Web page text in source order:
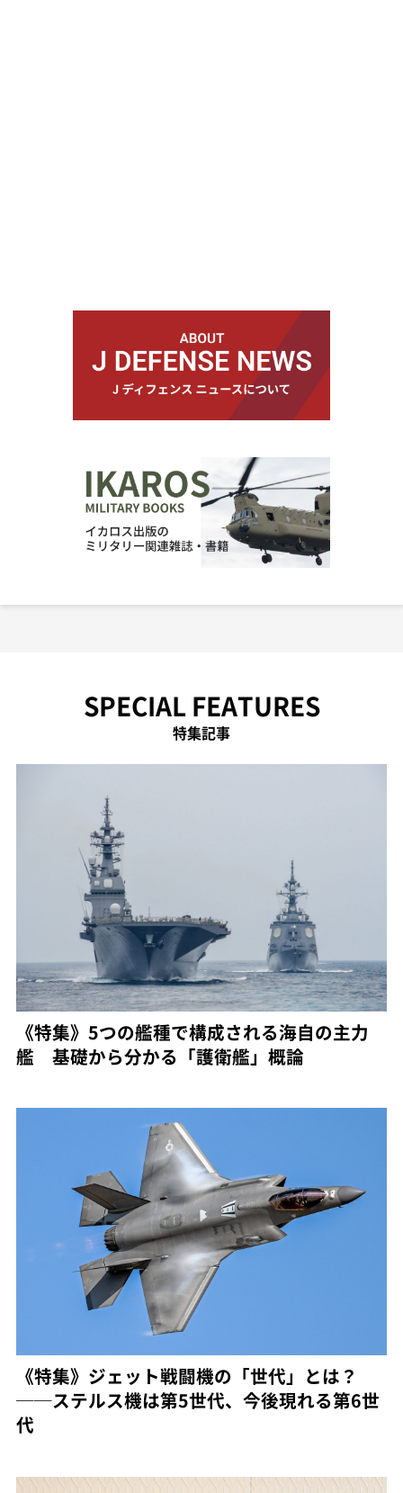
SPECIAL FEATURES
特集記事
《特集》5つの艦種で構成される海自の主力
艦 基礎から分かる「護衛艦」概論
《特集》ジェット戦闘機の「世代」とは？
──ステルス機は第5世代、今後現れる第6世
代